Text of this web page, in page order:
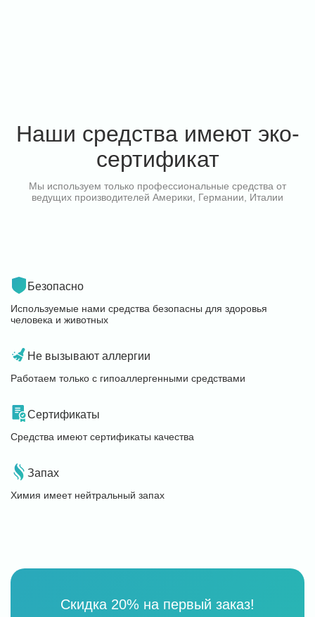
Наши средства имеют эко-
сертификат
Мы используем только профессиональные средства от
ведущих производителей Америки, Германии, Италии
Безопасно
Используемые нами средства безопасны для здоровья
человека и животных
Не вызывают аллергии
Работаем только с гипоаллергенными средствами
Сертификаты
Средства имеют сертификаты качества
Запах
Химия имеет нейтральный запах
Скидка 20% на первый заказ!